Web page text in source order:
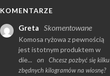
KOMENTARZE
Greta Skomentowane
Komosa ryżowa z pewnością
jest istotnym produktem w
die...
on
Chcesz pozbyć się kilku
zbędnych kilogramów na wiosnę?